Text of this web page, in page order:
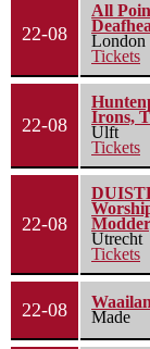
22-08
All
London
Tickets
22-08
Irons,
Ulft
Tickets
22-08
Utrecht
Tickets
22-08
Made